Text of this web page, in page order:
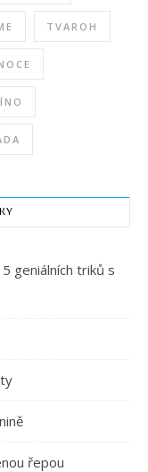
TVAROH
geniálních triků s
řepou